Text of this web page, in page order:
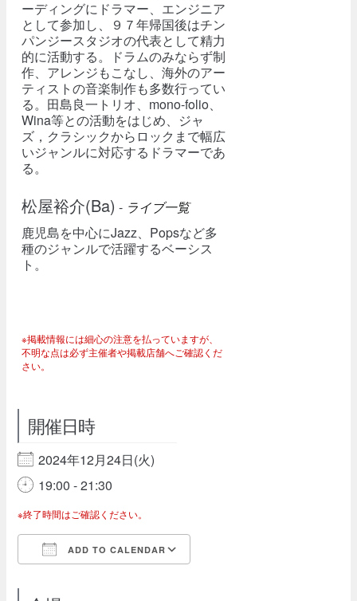
ーディングにドラマー、エンジニア
として参加し、９７年帰国後はチン
パンジースタジオの代表として精力
的に活動する。ドラムのみならず制
作、アレンジもこなし、海外のアー
ティストの音楽制作も多数行ってい
る。田島良一トリオ、mono-folio、
Wina等との活動をはじめ、ジャ
ズ，クラシックからロックまで幅広
いジャンルに対応するドラマーであ
る。
松屋裕介(Ba) - ライブ一覧
鹿児島を中心にJazz、Popsなど多
種のジャンルで活躍するベーシス
ト。
※掲載情報には細心の注意を払っていますが、
不明な点は必ず主催者や掲載店舗へご確認くだ
さい。
開催日時
2024年12月24日(火)
19:00 - 21:30
※終了時間はご確認ください。
ADD TO CALENDAR